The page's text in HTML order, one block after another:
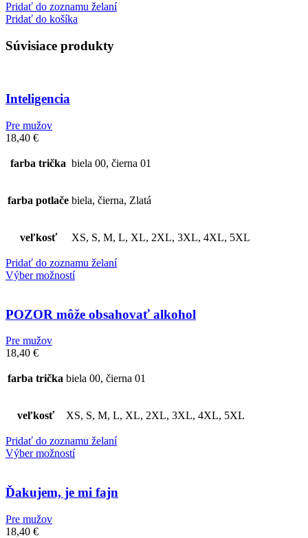
Pridať do zoznamu želaní
Pridať do košíka
Súvisiace produkty
Inteligencia
Pre mužov
18,40 €
farba trička biela 00, čierna 01
farba potlače biela, čierna, Zlatá
veľkosť XS, S, M, L, XL, 2XL, 3XL, 4XL, 5XL
Pridať do zoznamu želaní
Výber možností
POZOR môže obsahovať alkohol
Pre mužov
18,40 €
farba trička biela 00, čierna 01
veľkosť XS, S, M, L, XL, 2XL, 3XL, 4XL, 5XL
Pridať do zoznamu želaní
Výber možností
Ďakujem, je mi fajn
Pre mužov
18,40 €